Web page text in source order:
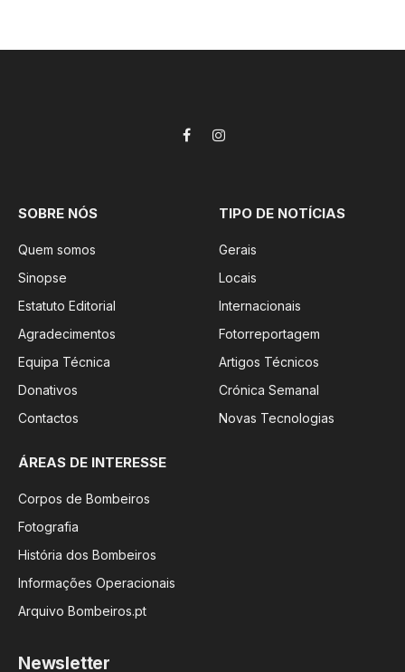
FacebookInstagram
SOBRE NÓS
Quem somos
Sinopse
Estatuto Editorial
Agradecimentos
Equipa Técnica
Donativos
Contactos
TIPO DE NOTÍCIAS
Gerais
Locais
Internacionais
Fotorreportagem
Artigos Técnicos
Crónica Semanal
Novas Tecnologias
ÁREAS DE INTERESSE
Corpos de Bombeiros
Fotografia
História dos Bombeiros
Informações Operacionais
Arquivo Bombeiros.pt
Newsletter